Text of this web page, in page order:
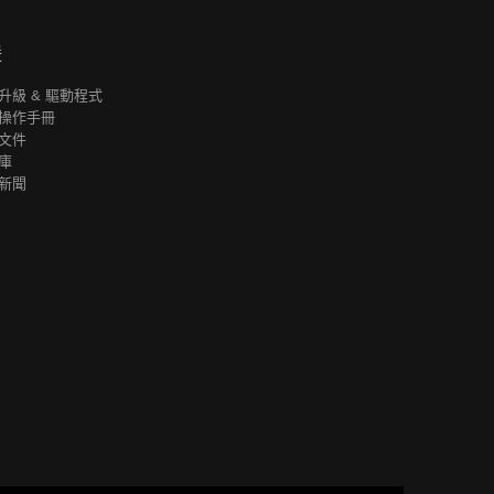
級 & 驅動程式
作手冊
件
聞